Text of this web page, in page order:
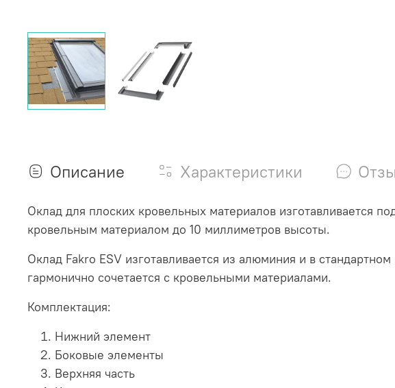
Описание Характеристики
Оклад для плоских кровельных материалов изготавливается
кровельным материалом до 10 миллиметров высоты.
Оклад Fakro ESV изготавливается из алюминия и в
гармонично сочетается с кровельными материалами.
Комплектация:
Нижний элемент
Боковые элементы
Верхняя часть